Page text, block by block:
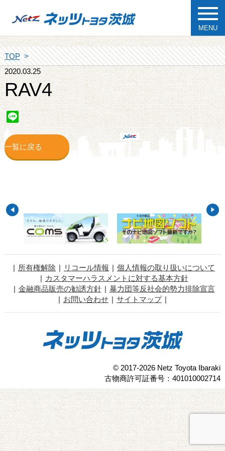
MENU
TOP
2020.03.25
RAV4
Line
一覧に戻る
所有権解除 リコール情報
個人情報の取り扱いについて
カスタマーハラスメントに対する基本方針
金融商品販売の勧誘方針
暴力団等反社会的勢力排除宣言
お問い合わせ
サイトマップ
© 2017-2026 Netz Toyota Ibaraki
古物商許可証番号：401010002714